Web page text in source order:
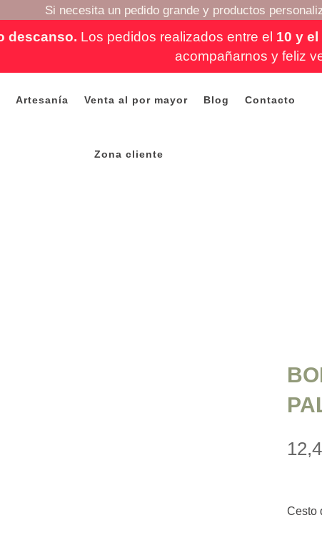
Si necesita un pedido grande y productos
descanso. Los pedidos realizados entre el 10 y
acompañarnos y feliz
Artesanía Venta al por mayor Blog Contacto
Zona cliente
Cesto